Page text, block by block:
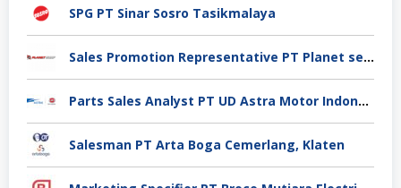
SPG PT Sinar Sosro Tasikmalaya
Sales Promotion Representative PT Planet selancar Mandiri, Pontianak
Parts Sales Analyst PT UD Astra Motor Indonesia, Jakarta Utara
Salesman PT Arta Boga Cemerlang, Klaten